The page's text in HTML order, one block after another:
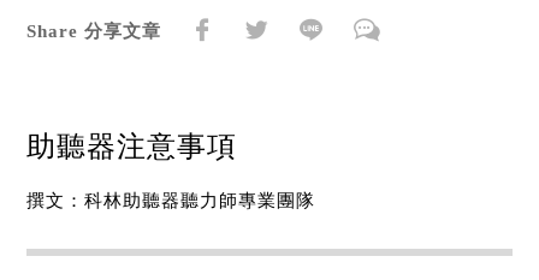
Share 分享文章
助聽器注意事項
撰文：科林助聽器聽力師專業團隊